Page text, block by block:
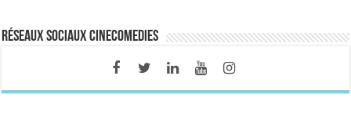
Réseaux sociaux CineComedies